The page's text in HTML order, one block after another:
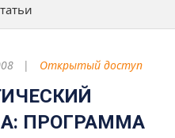
Открытый доступ
ПРОГРАММА